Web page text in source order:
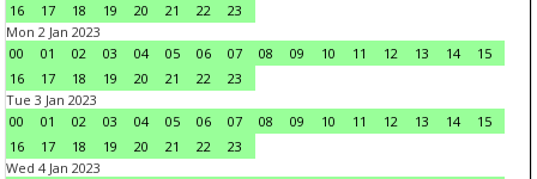
16
17 18 19 20 21 22
23
Mon 2 Jan 2023
00
01 02 03 04 05 06 07 08 09 10 11 12 13 14
15
16
17 18 19 20 21 22
23
Tue 3 Jan 2023
00
01 02 03 04 05 06 07 08 09 10 11 12 13 14
15
16
17 18 19 20 21 22
23
Wed 4 Jan 2023